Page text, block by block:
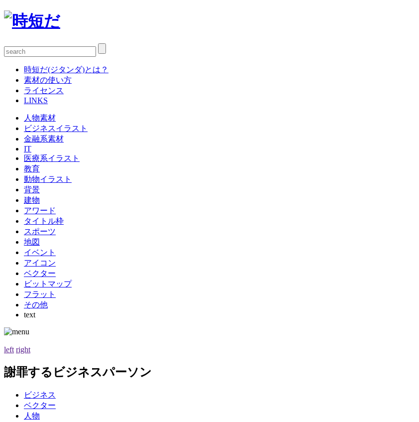
時短だ(ジタンダ)とは？
素材の使い方
ライセンス
LINKS
人物素材
ビジネスイラスト
金融系素材
IT
医療系イラスト
教育
動物イラスト
背景
建物
アワード
タイトル枠
スポーツ
地図
イベント
アイコン
ベクター
ビットマップ
フラット
その他
text
left right
謝罪するビジネスパーソン
ビジネス
ベクター
人物